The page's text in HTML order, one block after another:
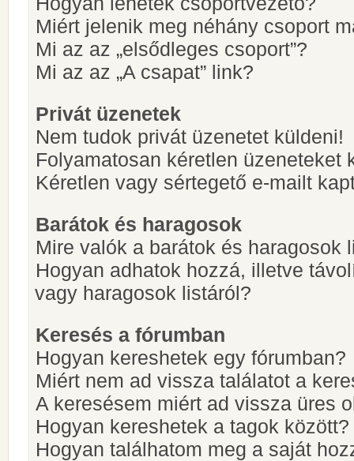
Miért jelenik meg néhány csoport
Mi az az „elsődleges csoport”?
Mi az az „A csapat” link?
Privát üzenetek
Nem tudok privát üzenetet küldeni!
Folyamatosan kéretlen üzeneteket
Kéretlen vagy sértegető e-mailt
Barátok és haragosok
Mire valók a barátok és haragosok
Hogyan adhatok hozzá, illetve
vagy haragosok listáról?
Keresés a fórumban
Hogyan kereshetek egy fórumban?
Miért nem ad vissza találatot a
A keresésem miért ad vissza üres
Hogyan kereshetek a tagok között?
Hogyan találhatom meg a saját